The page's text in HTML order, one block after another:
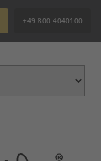
+49 800 4040100